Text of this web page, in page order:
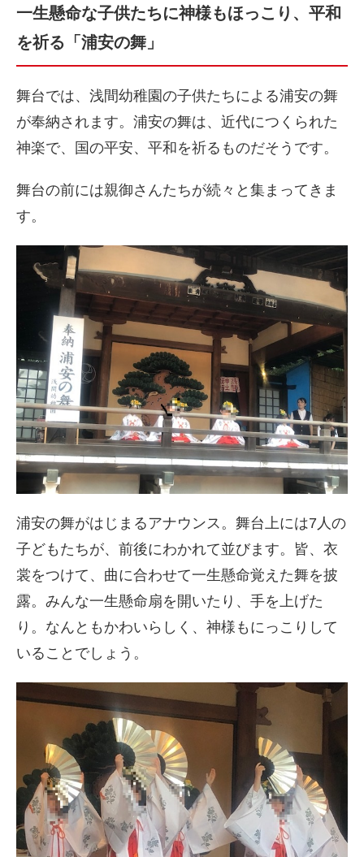
一生懸命な子供たちに神様もほっこり、平和
を祈る「浦安の舞」
舞台では、浅間幼稚園の子供たちによる浦安の舞
が奉納されます。浦安の舞は、近代につくられた
神楽で、国の平安、平和を祈るものだそうです。
舞台の前には親御さんたちが続々と集まってきま
す。
浦安の舞がはじまるアナウンス。舞台上には7人の
子どもたちが、前後にわかれて並びます。皆、衣
裳をつけて、曲に合わせて一生懸命覚えた舞を披
露。みんな一生懸命扇を開いたり、手を上げた
り。なんともかわいらしく、神様もにっこりして
いることでしょう。